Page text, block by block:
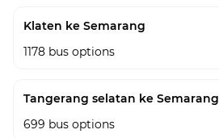
Klaten ke Semarang
1178 bus options
Tangerang selatan ke Semarang
699 bus options